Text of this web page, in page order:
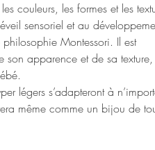
couleurs, les formes et les
sensoriel et au
Montessori. Il est
son apparence et de sa
légers s’adapteront à
même comme un bijou de